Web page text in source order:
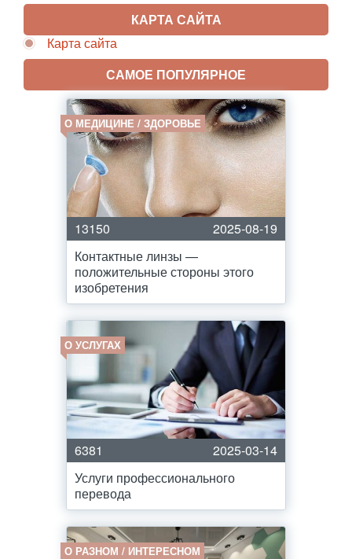
КАРТА САЙТА
Карта сайта
САМОЕ ПОПУЛЯРНОЕ
О МЕДИЦИНЕ / ЗДОРОВЬЕ
13150
2025-08-19
Контактные линзы —
положительные стороны этого
изобретения
О УСЛУГАХ
6381
2025-03-14
Услуги профессионального
перевода
О РАЗНОМ / ИНТЕРЕСНОМ